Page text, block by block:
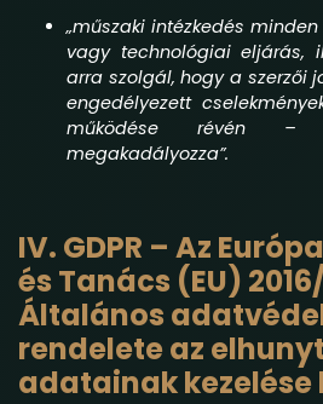
„műszaki intézkedés
vagy technológiai eljárás,
arra szolgál, hogy a szerzői
engedélyezett
működése révén –
megakadályozza”.
IV. GDPR – Az
és Tanács (EU)
Általános
rendelete az
adatainak kezelése